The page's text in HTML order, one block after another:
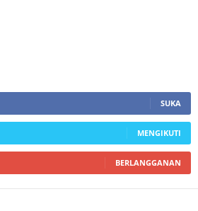
SUKA
MENGIKUTI
BERLANGGANAN